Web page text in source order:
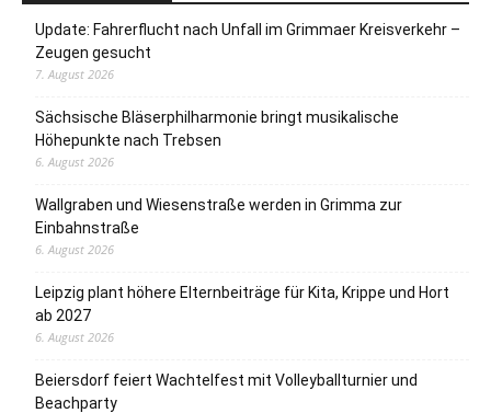
Update: Fahrerflucht nach Unfall im Grimmaer Kreisverkehr –
Zeugen gesucht
7. August 2026
Sächsische Bläserphilharmonie bringt musikalische
Höhepunkte nach Trebsen
6. August 2026
Wallgraben und Wiesenstraße werden in Grimma zur
Einbahnstraße
6. August 2026
Leipzig plant höhere Elternbeiträge für Kita, Krippe und Hort
ab 2027
6. August 2026
Beiersdorf feiert Wachtelfest mit Volleyballturnier und
Beachparty